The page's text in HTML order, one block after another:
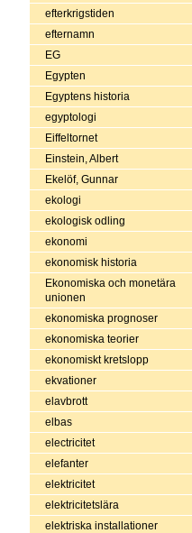
efterkrigstiden
efternamn
EG
Egypten
Egyptens historia
egyptologi
Eiffeltornet
Einstein, Albert
Ekelöf, Gunnar
ekologi
ekologisk odling
ekonomi
ekonomisk historia
Ekonomiska och monetära
unionen
ekonomiska prognoser
ekonomiska teorier
ekonomiskt kretslopp
ekvationer
elavbrott
elbas
electricitet
elefanter
elektricitet
elektricitetslära
elektriska installationer